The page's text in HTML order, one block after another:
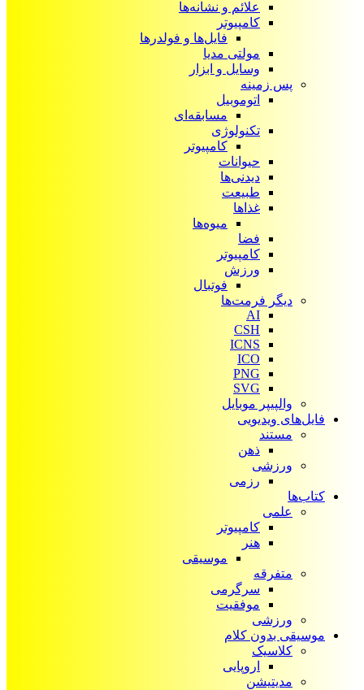
علائم و نشانه‌ها
کامپیوتر
فایل‌ها و فولدرها
مولتی مدیا
وسایل و ابزار
پس زمینه
اتوموبیل
مسابقه‌ای
تکنولوژی
کامپیوتر
حیوانات
دیدنی‌ها
طبیعت
غذاها
میوه‌ها
فضا
کامپیوتر
ورزش
فوتبال
دیگر فرمت‌ها
AI
CSH
ICNS
ICO
PNG
SVG
والپیپر موبایل
فایل‌های ویدیویی
مستند
ذهن
ورزشی
رزمی
کتاب‌ها
علمی
کامپیوتر
هنر
موسیقی
متفرقه
سرگرمی
موفقیت
ورزشی
موسیقی بدون کلام
کلاسیک
اروپایی
مدیتیشن